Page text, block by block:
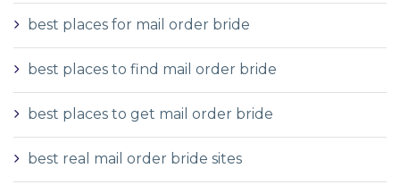
best places for mail order bride
best places to find mail order bride
best places to get mail order bride
best real mail order bride sites